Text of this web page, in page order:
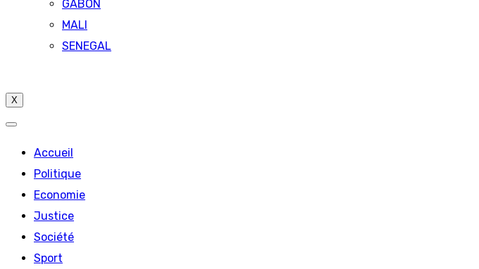
GABON
MALI
SENEGAL
X
Accueil
Politique
Economie
Justice
Société
Sport